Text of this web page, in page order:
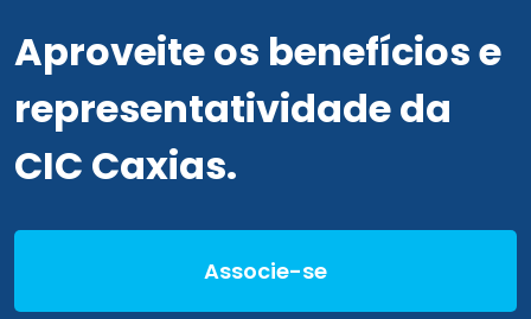
Aproveite os benefícios e
representatividade da
CIC Caxias.
Associe-se